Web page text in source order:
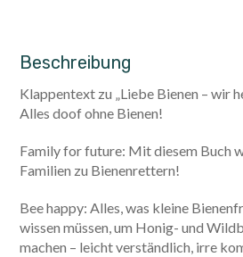
Beschreibung
Klappentext zu „Liebe Bienen – wir
Alles doof ohne Bienen!
Family for future: Mit diesem Buch
Familien zu Bienenrettern!
Bee happy: Alles, was kleine
wissen müssen, um Honig- und
machen – leicht verständlich, irre